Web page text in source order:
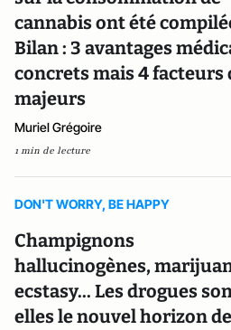
cannabis ont été
Bilan : 3 avantages
concrets mais 4 facteurs
majeurs
Muriel Grégoire
1 min de lecture
DON'T WORRY, BE HAPPY
Champignons
hallucinogènes,
ecstasy... Les drogues
elles le nouvel horizon